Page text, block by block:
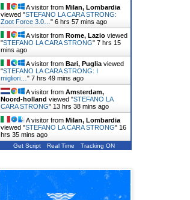
A visitor from Milan, Lombardia
viewed "STEFANO LA CARA STRONG:
Zoot Force 3.0… " 6 hrs 57 mins ago
A visitor from Rome, Lazio viewed
"STEFANO LA CARA STRONG" 7 hrs 15
mins ago
A visitor from Bari, Puglia viewed
"STEFANO LA CARA STRONG: I
migliori… " 7 hrs 49 mins ago
A visitor from Amsterdam,
Noord-holland viewed "STEFANO LA
CARA STRONG" 13 hrs 38 mins ago
A visitor from Milan, Lombardia
viewed "STEFANO LA CARA STRONG" 16
hrs 35 mins ago
Get Script Real Time Tracking ON